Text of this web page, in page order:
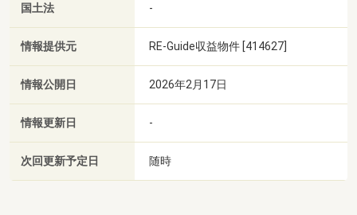
国土法 -
情報提供元 RE-Guide収益物件 [414627]
情報公開日 2026年2月17日
情報更新日 -
次回更新予定日 随時